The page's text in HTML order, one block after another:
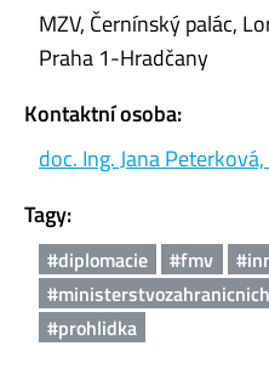
MZV, Černínský palác,
Praha 1-Hradčany
Kontaktní osoba:
doc. Ing. Jana
Tagy:
#diplomacie #fmv
#prohlidka